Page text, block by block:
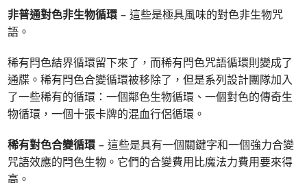
非普通對色非生物循環– 這些是極具風味的對色非生物咒
語。
稀有閂色結界循環留下來了，而稀有閂色咒語循環則變成了
通牒。稀有閂色合變循環被移除了，但是系列設計團隊加入
了一些稀有的循環：一個鄰色生物循環、一個對色的傳奇生
物循環，一個十張卡牌的混血行侶循環。
稀有對色合變循環– 這些是具有一個關鍵字和一個強力合變
咒語效應的閂色生物。它們的合變費用比魔法力費用要來得
高。